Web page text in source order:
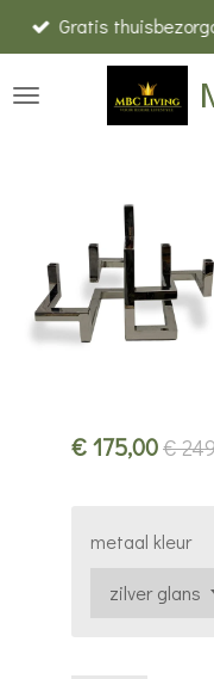
Ga
direct
naar
Gratis
€ 175,00€
metaal kleur